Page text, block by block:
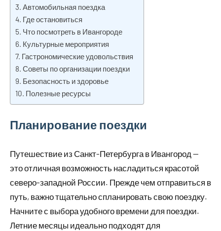
Автомобильная поездка
Где остановиться
Что посмотреть в Ивангороде
Культурные мероприятия
Гастрономические удовольствия
Советы по организации поездки
Безопасность и здоровье
Полезные ресурсы
Планирование поездки
Путешествие из Санкт-Петербурга в Ивангород —
это отличная возможность насладиться красотой
северо-западной России. Прежде чем отправиться в
путь, важно тщательно спланировать свою поездку.
Начните с выбора удобного времени для поездки.
Летние месяцы идеально подходят для